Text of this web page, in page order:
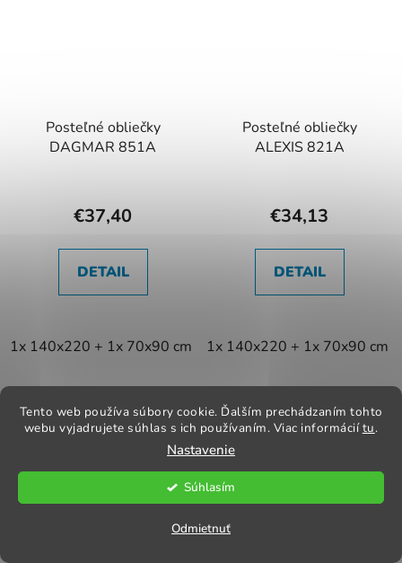
Tento web používa súbory cookie. Ďalším prechádzaním tohto
webu vyjadrujete súhlas s ich používaním. Viac informáciítu.
Nastavenie
Odmietnuť
Súhlasím
Posteľné obliečky
DAGMAR 851A
€37,40
DETAIL
1x 140x220 + 1x 70x90 cm
Posteľné obliečky
ALEXIS 821A
€34,13
DETAIL
1x 140x220 + 1x 70x90 cm